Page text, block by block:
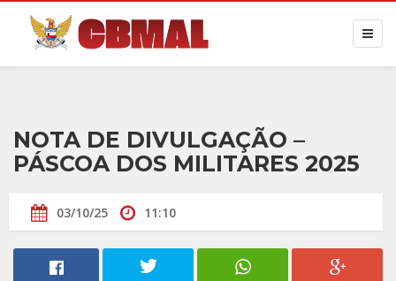
NOTA DE DIVULGAÇÃO –
PÁSCOA DOS MILITARES 2025
03/10/25 11:10